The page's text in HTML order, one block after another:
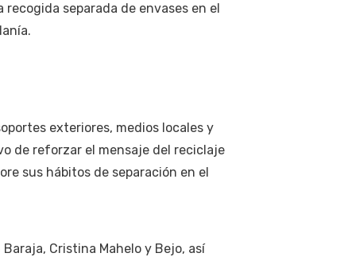
separada de envases en el
exteriores, medios locales y
de reforzar el mensaje del reciclaje
sus hábitos de separación en el
Cristina Mahelo y Bejo, así